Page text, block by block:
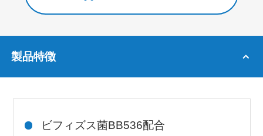
製品特徴
ビフィズス菌BB536配合